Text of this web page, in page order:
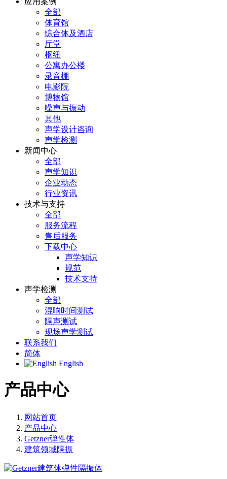
全部
体育馆
综合体及酒店
厅堂
枢纽
公寓办公楼
录音棚
电影院
博物馆
噪声与振动
其他
声学设计咨询
声学检测
新闻中心
全部
声学知识
企业动态
行业资讯
技术与支持
全部
服务流程
售后服务
下载中心
声学知识
规范
技术支持
声学检测
全部
混响时间测试
隔声测试
现场声学测试
联系我们
简体
English
产品中心
网站首页
产品中心
Getzner弹性体
建筑领域隔振